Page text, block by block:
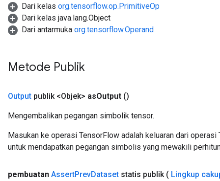
Dari kelas org.tensorflow.op.PrimitiveOp
Dari kelas java.lang.Object
Dari antarmuka org.tensorflow.Operand
Metode Publik
Output publik <Objek> asOutput ()
Mengembalikan pegangan simbolik tensor.
Masukan ke operasi TensorFlow adalah keluaran dari
untuk mendapatkan pegangan simbolis yang mewakili
pembuatan AssertPrevDataset statis publik ( Lingkup